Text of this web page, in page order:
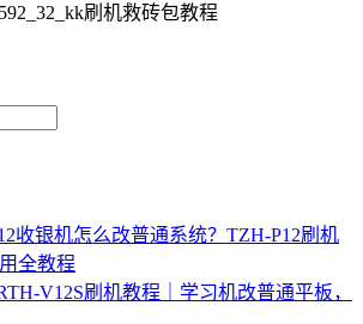
刷机救砖包教程
收银机怎么改普通系统？TZH-P12刷机
全教程
V12S刷机教程｜学习机改普通平板，